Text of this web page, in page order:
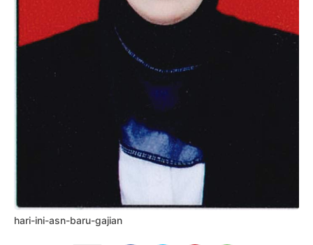
hari-ini-asn-baru-gajian